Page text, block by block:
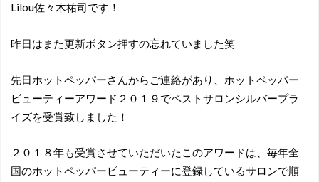
Lilou佐々木祐司です！
昨日はまた更新ボタン押すの忘れていました笑
先日ホットペッパーさんからご連絡があり、ホットペッパー
ビューティーアワード２０１９でベストサロンシルバープラ
イズを受賞致しました！
２０１８年も受賞させていただいたこのアワードは、毎年全
国のホットペッパービューティーに登録しているサロンで順